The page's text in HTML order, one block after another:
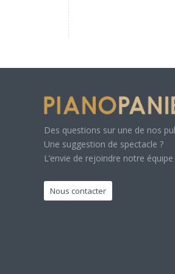
Des questions sur une de nos
Une suggestion de spectacle ?
L’envie de rejoindre notre
Nous contacter